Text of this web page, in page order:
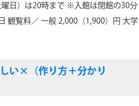
日）は20時まで ※入館は閉館の30分
観覧料／ 一般 2,000（1,900）円 大学
しい×（作り方＋分かり